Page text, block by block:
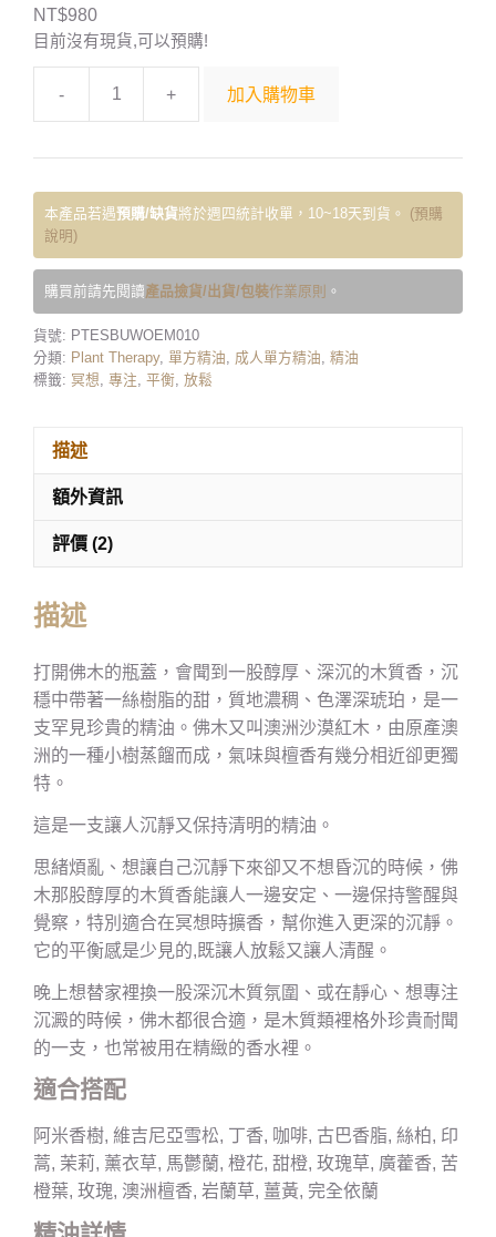
NT$980
目前沒有現貨,可以預購!
- + 加入購物車
本產品若遇預購/缺貨將於週四統計收單，10~18天到貨。 (預購
說明)
購買前請先閱讀產品撿貨/出貨/包裝作業原則 。
貨號: PTESBUWOEM010
分類: Plant Therapy, 單方精油, 成人單方精油, 精油
標籤: 冥想, 專注, 平衡, 放鬆
描述
額外資訊
評價 (2)
描述
打開佛木的瓶蓋，會聞到一股醇厚、深沉的木質香，沉
穩中帶著一絲樹脂的甜，質地濃稠、色澤深琥珀，是一
支罕見珍貴的精油。佛木又叫澳洲沙漠紅木，由原產澳
洲的一種小樹蒸餾而成，氣味與檀香有幾分相近卻更獨
特。
這是一支讓人沉靜又保持清明的精油。
思緒煩亂、想讓自己沉靜下來卻又不想昏沉的時候，佛
木那股醇厚的木質香能讓人一邊安定、一邊保持警醒與
覺察，特別適合在冥想時擴香，幫你進入更深的沉靜。
它的平衡感是少見的,既讓人放鬆又讓人清醒。
晚上想替家裡換一股深沉木質氛圍、或在靜心、想專注
沉澱的時候，佛木都很合適，是木質類裡格外珍貴耐聞
的一支，也常被用在精緻的香水裡。
適合搭配
阿米香樹, 維吉尼亞雪松, 丁香, 咖啡, 古巴香脂, 絲柏, 印
蒿, 茉莉, 薰衣草, 馬鬱蘭, 橙花, 甜橙, 玫瑰草, 廣藿香, 苦
橙葉, 玫瑰, 澳洲檀香, 岩蘭草, 薑黃, 完全依蘭